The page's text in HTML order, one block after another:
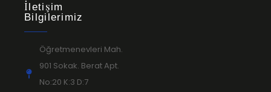
İletişim
Bilgilerimiz
Öğretmenevleri Mah.
901 Sokak. Berat Apt.
No:20 K:3 D:7